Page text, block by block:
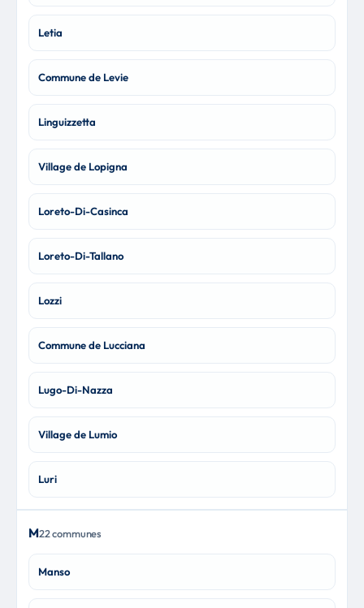
Letia
Commune de Levie
Linguizzetta
Village de Lopigna
Loreto-Di-Casinca
Loreto-Di-Tallano
Lozzi
Commune de Lucciana
Lugo-Di-Nazza
Village de Lumio
Luri
M22 communes
Manso